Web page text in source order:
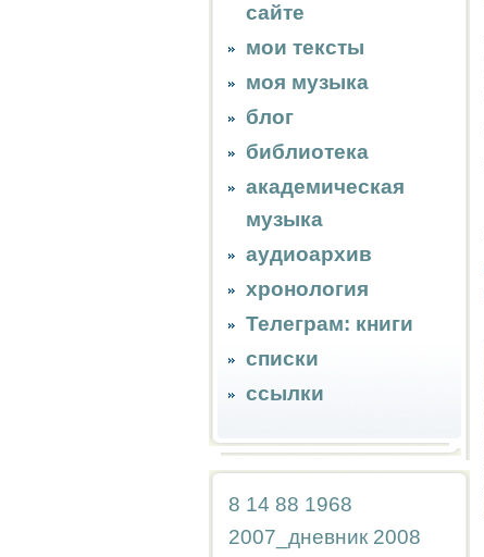
сайте
мои тексты
моя музыка
блог
библиотека
академическая
музыка
аудиоархив
хронология
Телеграм: книги
списки
ссылки
8 14 88 1968
2007_дневник 2008